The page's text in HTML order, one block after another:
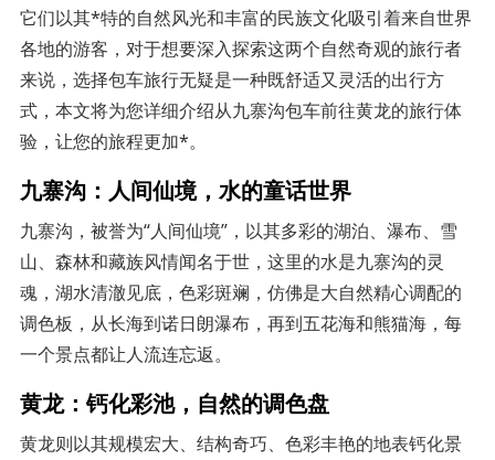
它们以其*特的自然风光和丰富的民族文化吸引着来自世界
各地的游客，对于想要深入探索这两个自然奇观的旅行者
来说，选择包车旅行无疑是一种既舒适又灵活的出行方
式，本文将为您详细介绍从九寨沟包车前往黄龙的旅行体
验，让您的旅程更加*。
九寨沟：人间仙境，水的童话世界
九寨沟，被誉为“人间仙境”，以其多彩的湖泊、瀑布、雪
山、森林和藏族风情闻名于世，这里的水是九寨沟的灵
魂，湖水清澈见底，色彩斑斓，仿佛是大自然精心调配的
调色板，从长海到诺日朗瀑布，再到五花海和熊猫海，每
一个景点都让人流连忘返。
黄龙：钙化彩池，自然的调色盘
黄龙则以其规模宏大、结构奇巧、色彩丰艳的地表钙化景